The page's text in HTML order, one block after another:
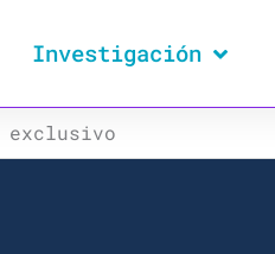
Investigación
exclusivo